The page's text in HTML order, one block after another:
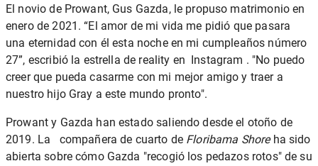
El novio de Prowant, Gus Gazda, le propuso matrimonioen
enero de 2021. “El amor de mi vida me pidió que pasara
una eternidad con él esta noche en mi cumpleaños número
27”, escribió la estrella de reality en Instagram . "No puedo
creer que pueda casarme con mi mejor amigo y traer a
nuestro hijo Gray a este mundo pronto".
Prowant y Gazda han estado saliendo desde el otoño de
2019. La compañera de cuarto de Floribama Shoreha sido
abierta sobre cómo Gazda "recogió los pedazos rotos" de su